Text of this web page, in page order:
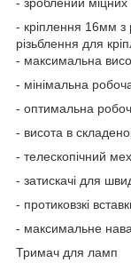
- кріплення 16мм з
різьблення для
- максимальна
- мінімальна
- оптимальна
- висота в
- телескопічний
- затискачі для
- протиковзкі
- максимальне
Тримач для ламп